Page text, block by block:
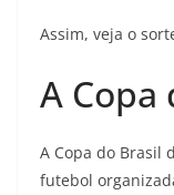
Assim, veja o
A Copa
A Copa do Brasil
futebol